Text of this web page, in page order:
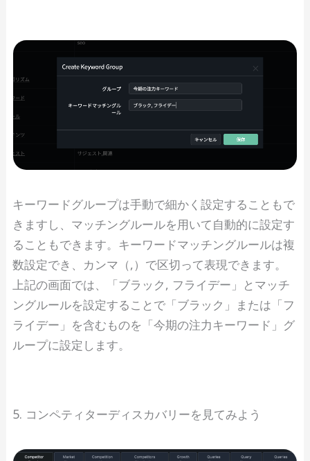
キーワードグループは手動で細かく設定することもで
きますし、マッチングルールを用いて自動的に設定す
ることもできます。キーワードマッチングルールは複
数設定でき、カンマ（,）で区切って表現できます。
上記の画面では、「ブラック, フライデー」とマッチ
ングルールを設定することで「ブラック」または「フ
ライデー」を含むものを「今期の注力キーワード」グ
ループに設定します。
5. コンペティターディスカバリーを見てみよう